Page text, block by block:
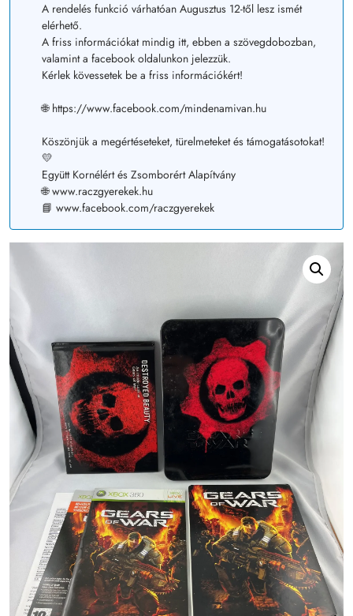
A rendelés funkció várhatóan Augusztus 12-től lesz ismét
elérhető.
A friss információkat mindig itt, ebben a szövegdobozban,
valamint a facebook oldalunkon jelezzük.
Kérlek kövessetek be a friss információkért!
🌐 https://www.facebook.com/mindenamivan.hu
Köszönjük a megértéseteket, türelmeteket és támogatásotokat!
💛
Együtt Kornélért és Zsomborért Alapítvány
🌐 www.raczgyerekek.hu
📘 www.facebook.com/raczgyerekek